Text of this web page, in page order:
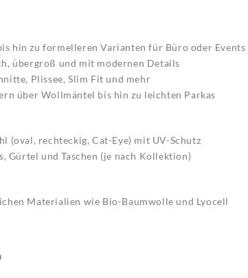
hin zu formelleren Varianten für Büro oder Events
übergroß und mit modernen Details
Plissee, Slim Fit und mehr
über Wollmäntel bis hin zu leichten Parkas
(oval, rechteckig, Cat-Eye) mit UV-Schutz
Gürtel und Taschen (je nach Kollektion)
Materialien wie Bio-Baumwolle und Lyocell